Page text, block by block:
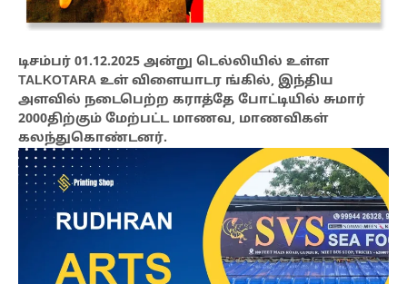
டிசம்பர் 01.12.2025 அன்று டெல்லியில் உள்ள
TALKOTARA உள் விளையாடர ங்கில், இந்திய
அளவில் நடைபெற்ற கராத்தே போட்டியில் சுமார்
2000திற்கும் மேற்பட்ட மாணவ, மாணவிகள்
கலந்துகொண்டனர்.